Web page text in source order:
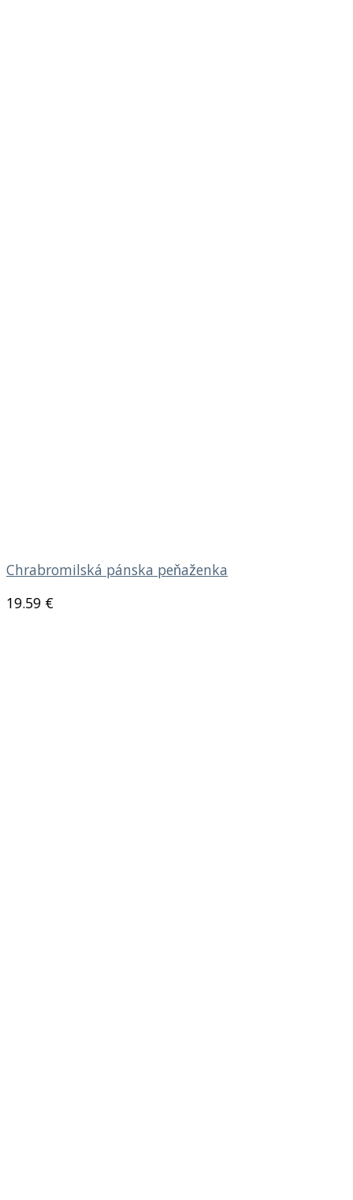
Chrabromilská pánska peňaženka
19.59 €